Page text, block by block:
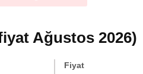
Ağustos 2026)
Fiyat